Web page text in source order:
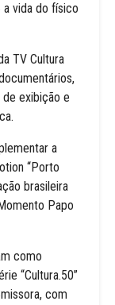
a vida do físico
TV Cultura
exibição e
a
“Porto
brasileira
Papo
como
“Cultura.50”
com